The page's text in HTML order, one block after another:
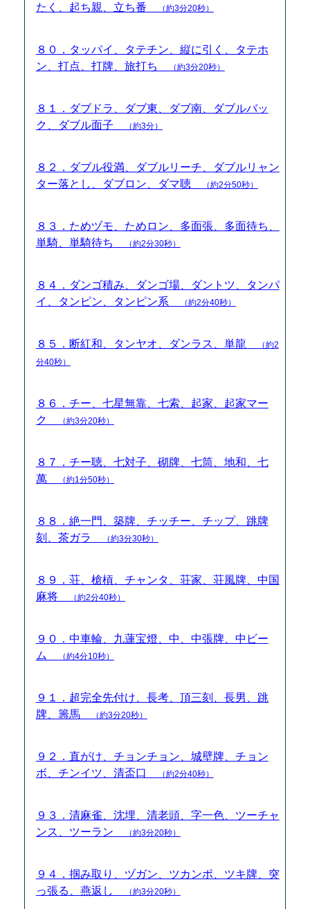
たく、起ち親、立ち番
（約3分20秒）
８０．タッパイ、タテチン、縦に引く、タテホ
ン、打点、打牌、旅打ち
（約3分20秒）
８１．ダブドラ、ダブ東、ダブ南、ダブルバッ
ク、ダブル面子
（約3分）
８２．ダブル役満、ダブルリーチ、ダブルリャン
ター落とし、ダブロン、ダマ聴
（約2分50秒）
８３．ためヅモ、ためロン、多面張、多面待ち、
単騎、単騎待ち
（約2分30秒）
８４．ダンゴ積み、ダンゴ場、ダントツ、タンパ
イ、タンピン、タンピン系
（約2分40秒）
８５．断紅和、タンヤオ、ダンラス、単龍
（約2
分40秒）
８６．チー、七星無靠、七索、起家、起家マー
ク
（約3分20秒）
８７．チー聴、七対子、砌牌、七筒、地和、七
萬
（約1分50秒）
８８．絶一門、築牌、チッチー、チップ、跳牌
刻、茶ガラ
（約3分30秒）
８９．荘、槍槓、チャンタ、荘家、荘風牌、中国
麻将
（約2分40秒）
９０．中車輪、九蓮宝燈、中、中張牌、中ビー
ム
（約4分10秒）
９１．超完全先付け、長考、頂三刻、長男、跳
牌、籌馬
（約3分20秒）
９２．直がけ、チョンチョン、城壁牌、チョン
ボ、チンイツ、清盃口
（約2分40秒）
９３．清麻雀、沈埋、清老頭、字一色、ツーチャ
ンス、ツーラン
（約3分20秒）
９４．掴み取り、ヅガン、ツカンポ、ツキ牌、突
っ張る、燕返し
（約3分20秒）